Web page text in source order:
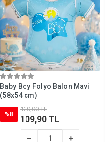
Baby Boy Folyo Balon Mavi
(58x54 cm)
%8
120,00 TL
109,90 TL